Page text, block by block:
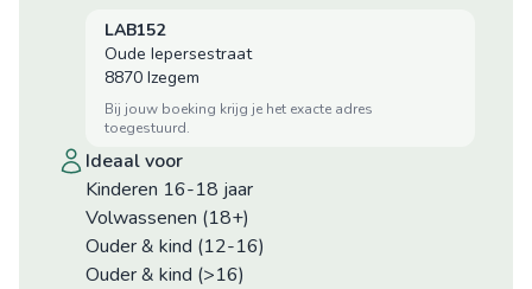
LAB152
Oude Iepersestraat
8870 Izegem
bij jouw boeking krijg je het exacte adres
toegestuurd.
ideaal voor
Kinderen 16-18 jaar
Volwassenen (18+)
Ouder & kind (12-16)
Ouder & kind (>16)